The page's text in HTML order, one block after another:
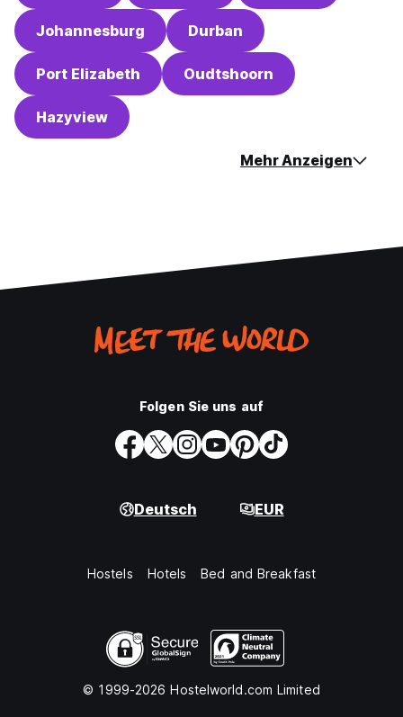
Johannesburg Durban
Port Elizabeth Oudtshoorn
Hazyview
Mehr Anzeigen
Folgen Sie uns auf
Deutsch EUR
Hostels Hotels Bed and Breakfast
© 1999-2026 Hostelworld.com Limited